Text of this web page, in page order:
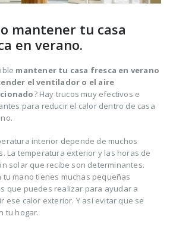
mantener tu casa
en verano.
mantener tu casa fresca en verano
el ventilador o el aire
? Hay trucos muy efectivos e
para reducir el calor dentro de casa
interior depende de muchos
La temperatura exterior y las horas de
solar que recibe son determinantes.
tu mano tienes muchas pequeñas
que puedes realizar para ayudar a
ese calor exterior. Y así evitar que se
tu hogar.
la
Cómo reducir los
desperdicios
alimentarios y
al mismo tiempo